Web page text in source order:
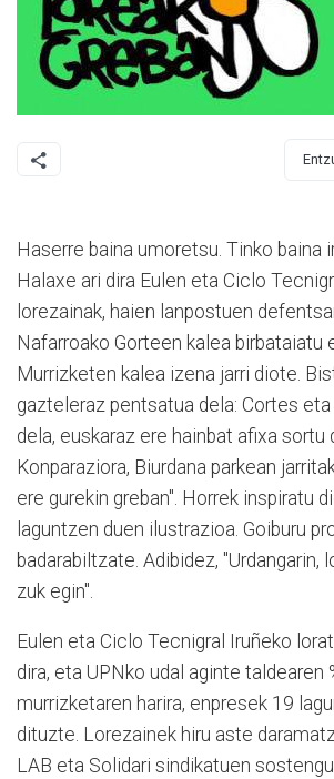
Haserre baina umoretsu. Tinko baina
Halaxe ari dira Eulen eta Ciclo
lorezainak, haien lanpostuen
Nafarroako Gorteen kalea birbataiatu
Murrizketen kalea izena jarri diote.
gazteleraz pentsatua dela: Cortes
dela, euskaraz ere hainbat afixa sortu
Konparaziora, Biurdana parkean
ere gurekin greban". Horrek inspiratu
laguntzen duen ilustrazioa. Goiburu
badarabiltzate. Adibidez, "Urdangarin,
zuk egin".
Eulen eta Ciclo Tecnigral Iruñeko
dira, eta UPNko udal aginte taldearen
murrizketaren harira, enpresek 19
dituzte. Lorezainek hiru aste
LAB eta Solidari sindikatuen